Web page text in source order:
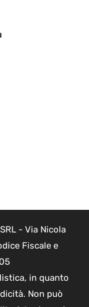
- Via Nicola
Fiscale e
in quanto
Non può